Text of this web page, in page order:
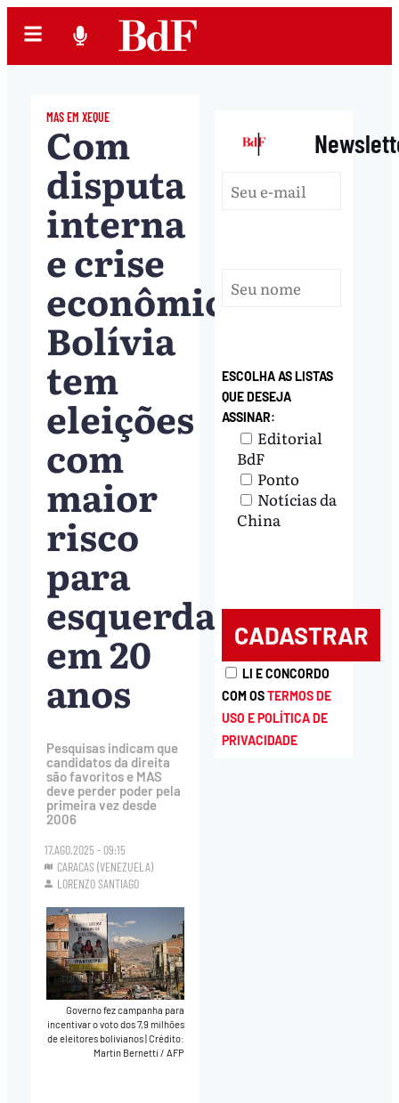
MAS EM XEQUE
Com
disputa
interna
e crise
econômica,
Bolívia
tem
eleições
com
maior
risco
para
esquerda
em 20
anos
Pesquisas indicam que
candidatos da direita
são favoritos e MAS
deve perder poder pela
primeira vez desde
2006
17.AGO.2025 - 09:15
CARACAS (VENEZUELA)
LORENZO SANTIAGO
Governo fez campanha para
incentivar o voto dos 7,9 milhões
de eleitores bolivianos|Crédito:
Martin Bernetti / AFP
|
ESCOLHA AS LISTAS
QUE DESEJA
ASSINAR:
Editorial
BdF
Ponto
Notícias da
China
LI E CONCORDO
COM OSTERMOS DE
USO E POLÍTICA DE
PRIVACIDADE